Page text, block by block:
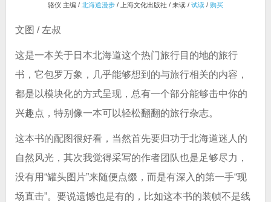
骆仪 主编 / 北海道漫步/ 上海文化出版社 / 未读 / 试读/ 购买
文图 / 左叔
这是一本关于日本北海道这个热门旅行目的地的旅行
书，它包罗万象，几乎能够想到的与旅行相关的内容，
都是以模块化的方式呈现，总有一个部分能够击中你的
兴趣点，特别像一本可以轻松翻翻的旅行杂志。
这本书的配图很好看，当然首先要归功于北海道迷人的
自然风光，其次我觉得采写的作者团队也是足够尽力，
没有用“罐头图片”来随便点缀，而是有深入的第一手“现
场直击”。要说遗憾也是有的，比如这本书的装帧不是线